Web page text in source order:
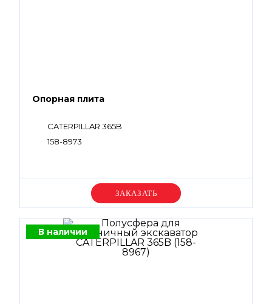
Опорная плита
CATERPILLAR 365B
158-8973
Уточняйте цену
В наличии